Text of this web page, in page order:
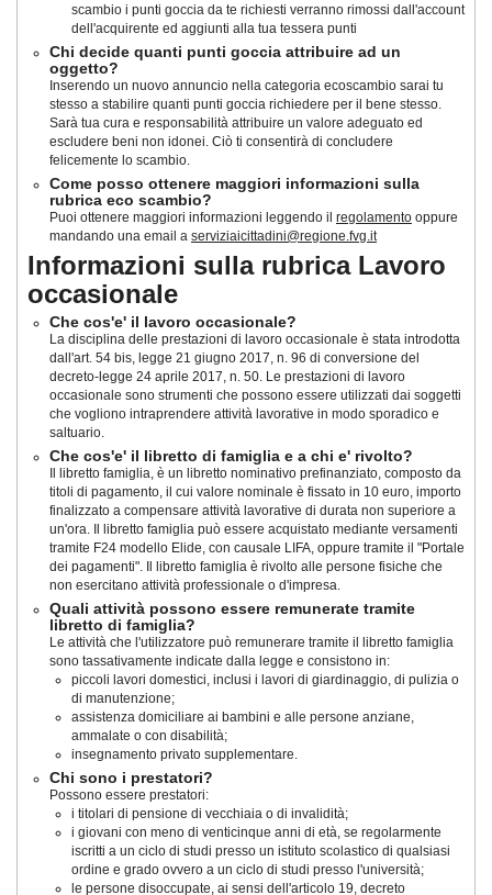
scambio i punti goccia da te richiesti verranno rimossi dall'account
dell'acquirente ed aggiunti alla tua tessera punti
Chi decide quanti punti goccia attribuire ad un
oggetto?
Inserendo un nuovo annuncio nella categoria ecoscambio sarai tu
stesso a stabilire quanti punti goccia richiedere per il bene stesso.
Sarà tua cura e responsabilità attribuire un valore adeguato ed
escludere beni non idonei. Ciò ti consentirà di concludere
felicemente lo scambio.
Come posso ottenere maggiori informazioni sulla
rubrica eco scambio?
Puoi ottenere maggiori informazioni leggendo il regolamento oppure
mandando una email a serviziaicittadini@regione.fvg.it
Informazioni sulla rubrica Lavoro
occasionale
Che cos'e' il lavoro occasionale?
La disciplina delle prestazioni di lavoro occasionale è stata introdotta
dall'art. 54 bis, legge 21 giugno 2017, n. 96 di conversione del
decreto-legge 24 aprile 2017, n. 50. Le prestazioni di lavoro
occasionale sono strumenti che possono essere utilizzati dai soggetti
che vogliono intraprendere attività lavorative in modo sporadico e
saltuario.
Che cos'e' il libretto di famiglia e a chi e' rivolto?
Il libretto famiglia, è un libretto nominativo prefinanziato, composto da
titoli di pagamento, il cui valore nominale è fissato in 10 euro, importo
finalizzato a compensare attività lavorative di durata non superiore a
un'ora. Il libretto famiglia può essere acquistato mediante versamenti
tramite F24 modello Elide, con causale LIFA, oppure tramite il "Portale
dei pagamenti". Il libretto famiglia è rivolto alle persone fisiche che
non esercitano attività professionale o d'impresa.
Quali attività possono essere remunerate tramite
libretto di famiglia?
Le attività che l'utilizzatore può remunerare tramite il libretto famiglia
sono tassativamente indicate dalla legge e consistono in:
piccoli lavori domestici, inclusi i lavori di giardinaggio, di pulizia o
di manutenzione;
assistenza domiciliare ai bambini e alle persone anziane,
ammalate o con disabilità;
insegnamento privato supplementare.
Chi sono i prestatori?
Possono essere prestatori:
i titolari di pensione di vecchiaia o di invalidità;
i giovani con meno di venticinque anni di età, se regolarmente
iscritti a un ciclo di studi presso un istituto scolastico di qualsiasi
ordine e grado ovvero a un ciclo di studi presso l'università;
le persone disoccupate, ai sensi dell'articolo 19, decreto